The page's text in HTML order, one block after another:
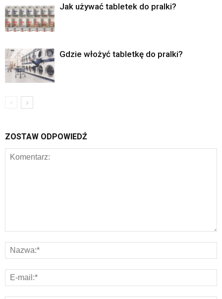
Jak używać tabletek do pralki?
Gdzie włożyć tabletkę do pralki?
ZOSTAW ODPOWIEDŹ